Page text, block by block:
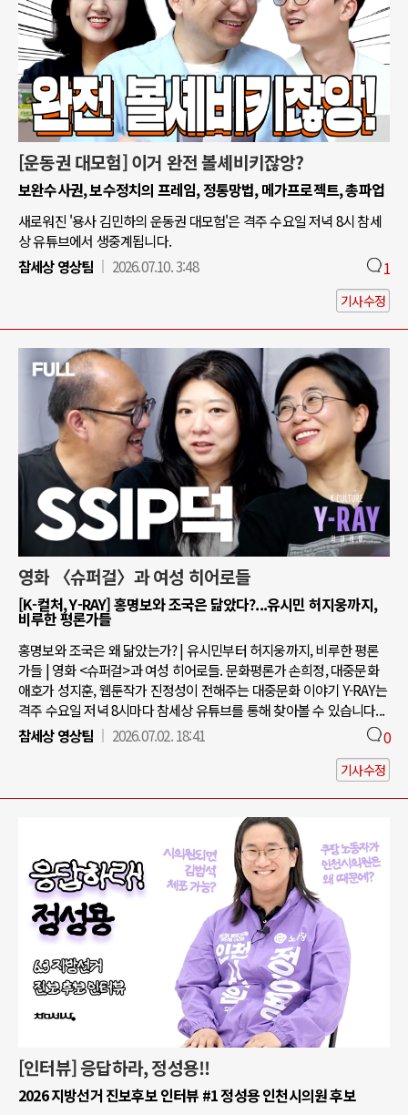
[운동권 대모험] 이거 완전 볼셰비키잖앙?
보완수사권, 보수정치의 프레임, 정통망법, 메가프로젝트, 총파업
새로워진 '용사 김민하의 운동권 대모험'은 격주 수요일 저녁 8시 참세
상 유튜브에서 생중계됩니다.
참세상 영상팀
2026.07.10. 3:48 1
기사수정
영화 〈슈퍼걸〉과 여성 히어로들
[K-컬처, Y-RAY] 홍명보와 조국은 닮았다?...유시민 허지웅까지,
비루한 평론가들
홍명보와 조국은 왜 닮았는가? | 유시민부터 허지웅까지, 비루한 평론
가들 | 영화 <슈퍼걸>과 여성 히어로들. 문화평론가 손희정, 대중문화
애호가 성지훈, 웹툰작가 진정성이 전해주는 대중문화 이야기 Y-RAY는
격주 수요일 저녁 8시마다 참세상 유튜브를 통해 찾아볼 수 있습니다...
참세상 영상팀
2026.07.02. 18:41 0
기사수정
[인터뷰] 응답하라, 정성용!!
2026 지방선거 진보후보 인터뷰 #1 정성용 인천시의원 후보